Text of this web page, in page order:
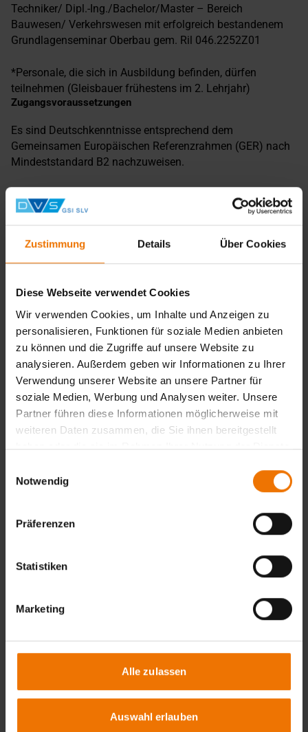
Zustimmung Details Über Cookies
Diese Webseite verwendet Cookies
Wir verwenden Cookies, um Inhalte und Anzeigen zu
personalisieren, Funktionen für soziale Medien anbieten
zu können und die Zugriffe auf unsere Website zu
analysieren. Außerdem geben wir Informationen zu Ihrer
Verwendung unserer Website an unsere Partner für
soziale Medien, Werbung und Analysen weiter. Unsere
Partner führen diese Informationen möglicherweise mit
weiteren Daten zusammen, die Sie ihnen bereitgestellt
haben oder die sie im Rahmen Ihrer Nutzung der Dienste
Notwendig
Präferenzen
Statistiken
Marketing
Alle zulassen
Auswahl erlauben
Techniker/ Dipl.-Ing./Bachelor/Master – Bereich
Bauwesen/ Verkehrswesen mit erfolgreich bestandenem
Grundlagenseminar Oberbau gem. Ril 046.2252Z01
*Personale, die sich in Ausbildung befinden, dürfen
teilnehmen (Gleisbauer frühestens im 2. Lehrjahr)
Zugangsvoraussetzungen
Es sind Deutschkenntnisse entsprechend dem
Gemeinsamen Europäischen Referenzrahmen (GER) nach
Mindeststandard B2 nachzuweisen.
Schweißfachingenieure OS ohne eine Qualifikation aus
dem Bereich Oberbau müssen vor Beginn dieser
Funktionsausbildung die Teilnahme am
Inhalte
Durchführung und Auswertung von Inspektionen,
Abnahmemessungen und Instandhaltungsarbeiten an
Weichen, Kreuzungen, Schienenauszügen und
Hemmschuhvorrichtungen.
Abschluss
Prüfungsbescheinigung
Hinweis
Zusammenhang mit diesen Tätigkeiten.
Unterrichtsform:
in Tagesform
Hannover
Termine:
Termine & Anmeldung